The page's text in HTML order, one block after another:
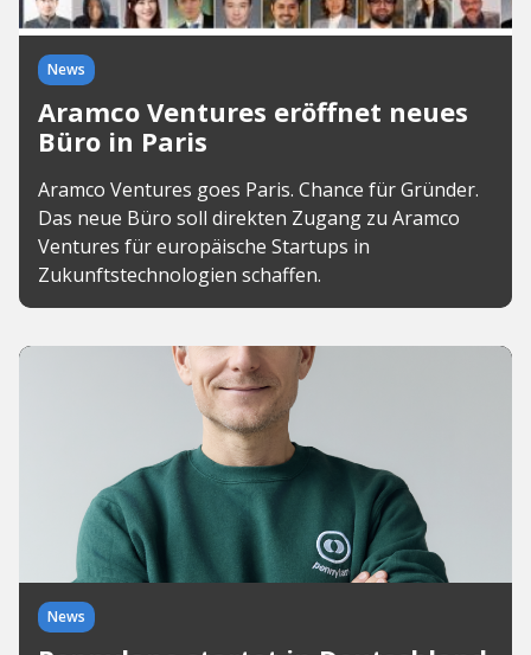
News
Aramco Ventures eröffnet neues
Büro in Paris
Aramco Ventures goes Paris. Chance für Gründer.
Das neue Büro soll direkten Zugang zu Aramco
Ventures für europäische Startups in
Zukunftstechnologien schaffen.
News